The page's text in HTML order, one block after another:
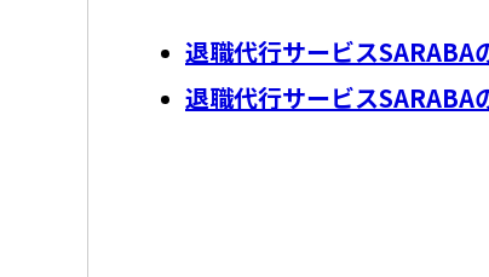
退職代行サービスSARABA
退職代行サービスSARABA